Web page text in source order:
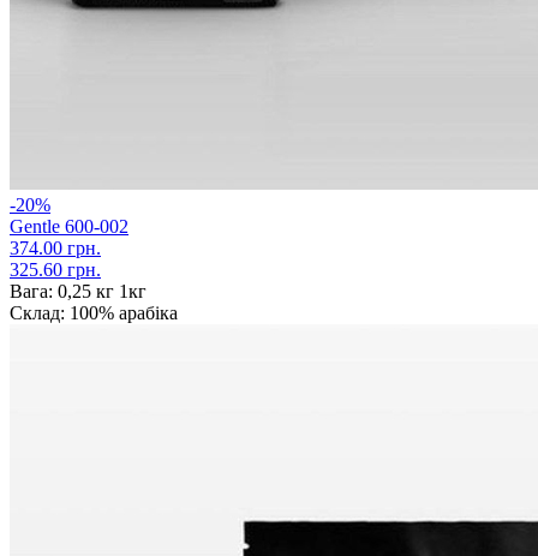
-20%
Gentle 600-002
374.00 грн.
325.60 грн.
Вага: 0,25 кг 1кг
Склад: 100% арабіка